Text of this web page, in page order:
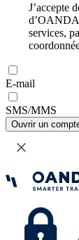
J’accepte
d’OANDA
services,
E-mail
SMS/MMS
Ouvrir un